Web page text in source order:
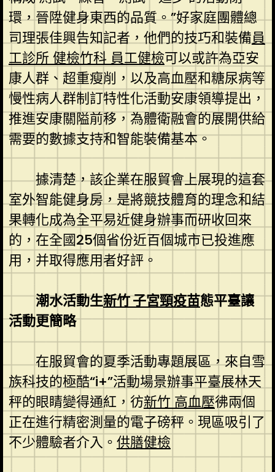
環，晉陞健身東西的品質。”好家庭團體總
司理張佳興告知記者，他們的技巧和裝備員
工診所 健檢竹科 員工健檢可以或許為亞安
康人群、超重瘦削，以及高血壓和糖尿病等
慢性病人群制訂特性化活動安康領導提出，
推進安康關隘前移，為體衛融會的展開供給
需要的數據支持和智能裝備基本。
據清楚，該企業在服貿會上展現的這套
室外智能健身房，是將競技體育的理念和結
果轉化成為全平易近健身辦事而研收回來
的，在全國25個省份近百個城市已投進應
用，并取得應用者好評。
潮水活動生新竹 子宮頸疫苗態平臺讓
活動更簡略
在服貿會的夏季活動專題展區，來自雪
族科技的極酷“i+”活動場景辦事平臺展林天
秤的眼睛變得通紅，彷新竹 高血壓彿兩個
正在進行精密測量的電子磅秤。現區吸引了
不少體驗者介入。 供膳健檢